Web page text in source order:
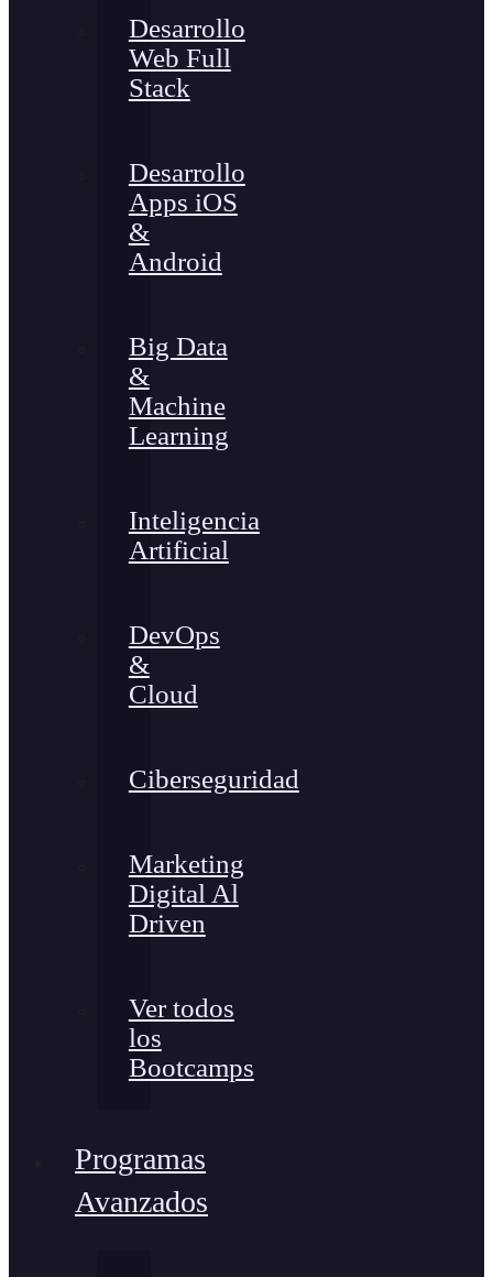
Desarrollo
Web Full
Stack
Desarrollo
Apps iOS
&
Android
Big Data
&
Machine
Learning
Inteligencia
Artificial
DevOps
&
Cloud
Ciberseguridad
Marketing
Digital Al
Driven
Ver todos
los
Bootcamps
Programas
Avanzados